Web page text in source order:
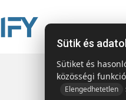
Kezdőlap
Sütik és
Sütiket és
közösségi
Elengedhetetlen